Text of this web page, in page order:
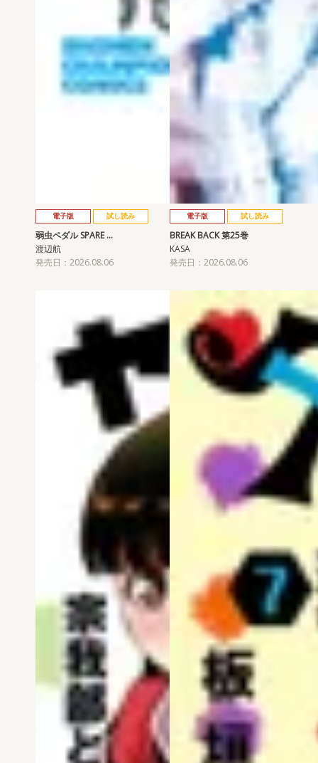
電子版 試し読み
弱虫ペダル SPARE …
渡辺航
発売日：2026.08.06
電子版 試し読み
BREAK BACK 第25巻
KASA
発売日：2026.08.06